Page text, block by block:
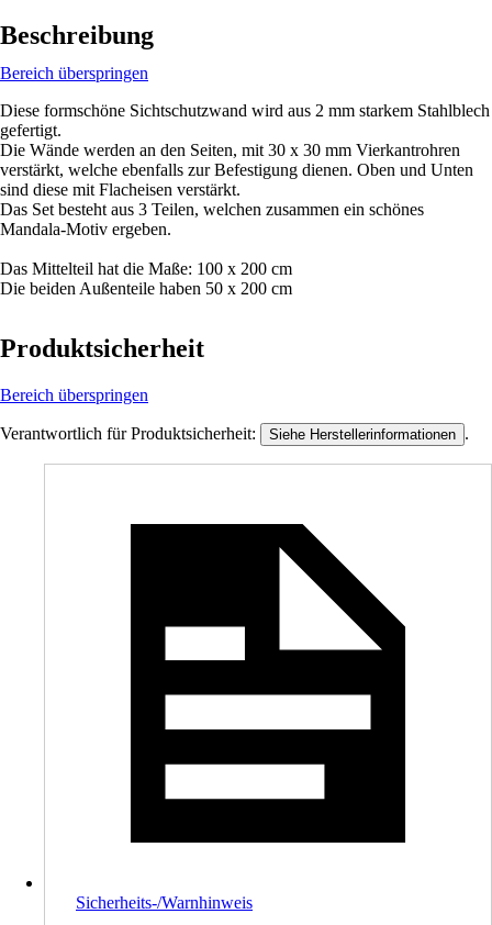
Beschreibung
Bereich überspringen
Diese formschöne Sichtschutzwand wird aus 2 mm starkem Stahlblech
gefertigt.
Die Wände werden an den Seiten, mit 30 x 30 mm Vierkantrohren
verstärkt, welche ebenfalls zur Befestigung dienen. Oben und Unten
sind diese mit Flacheisen verstärkt.
Das Set besteht aus 3 Teilen, welchen zusammen ein schönes
Mandala-Motiv ergeben.
Das Mittelteil hat die Maße: 100 x 200 cm
Die beiden Außenteile haben 50 x 200 cm
Produktsicherheit
Bereich überspringen
Verantwortlich für Produktsicherheit: Siehe Herstellerinformationen .
Sicherheits-/Warnhinweis